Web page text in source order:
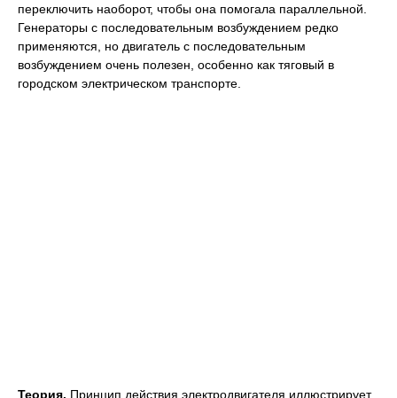
переключить наоборот, чтобы она помогала параллельной.
Генераторы с последовательным возбуждением редко
применяются, но двигатель с последовательным
возбуждением очень полезен, особенно как тяговый в
городском электрическом транспорте.
Теория. Принцип действия электродвигателя иллюстрирует